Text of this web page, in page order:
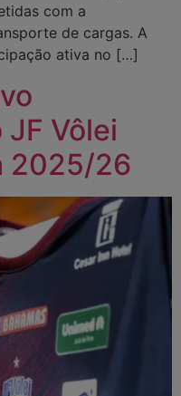
com a
de cargas. A
ativa no […]
Vôlei
2025/26